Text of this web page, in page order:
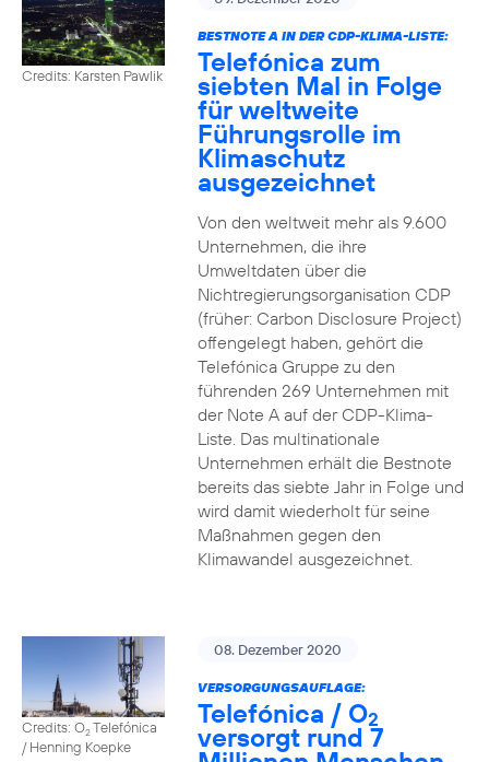
Credits: Karsten Pawlik
BESTNOTE A IN DER CDP-KLIMA-LISTE:
Telefónica zum
siebten Mal in Folge
für weltweite
Führungsrolle im
Klimaschutz
ausgezeichnet
Von den weltweit mehr als 9.600
Unternehmen, die ihre
Umweltdaten über die
Nichtregierungsorganisation CDP
(früher: Carbon Disclosure Project)
offengelegt haben, gehört die
Telefónica Gruppe zu den
führenden 269 Unternehmen mit
der Note A auf der CDP-Klima-
Liste. Das multinationale
Unternehmen erhält die Bestnote
bereits das siebte Jahr in Folge und
wird damit wiederholt für seine
Maßnahmen gegen den
Klimawandel ausgezeichnet.
Credits: O2Telefónica
/ Henning Koepke
08. Dezember 2020
VERSORGUNGSAUFLAGE:
Telefónica / O2
versorgt rund 7